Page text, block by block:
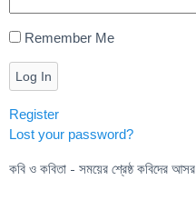
Remember Me
Log In
Register
Lost your password?
কবি ও কবিতা - সময়ের শ্রেষ্ঠ কবিদের আসর